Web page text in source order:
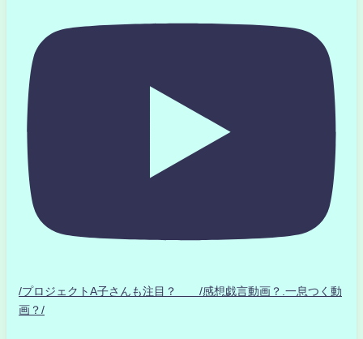
/プロジェクトA子さんも注目？ /感想戯言動画？.一息つく動
画？/